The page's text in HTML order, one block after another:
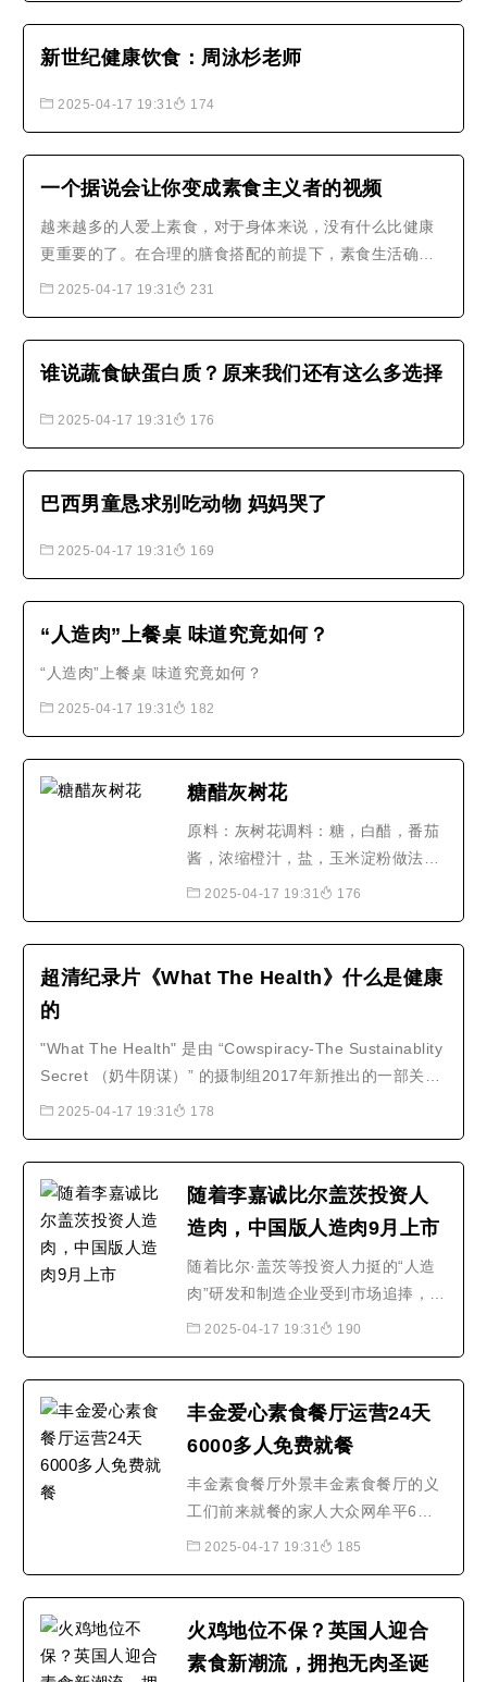
新世纪健康饮食：周泳杉老师
2025-04-17 19:31 174
一个据说会让你变成素食主义者的视频
越来越多的人爱上素食，对于身体来说，没有什么比健康
更重要的了。在合理的膳食搭配的前提下，素食生活确实
是能为你的健康保驾护航的。素食，已然成为一种全新的
2025-04-17 19:31 231
谁说蔬食缺蛋白质？原来我们还有这么多选择
2025-04-17 19:31 176
巴西男童恳求别吃动物 妈妈哭了
2025-04-17 19:31 169
“人造肉”上餐桌 味道究竟如何？
“人造肉”上餐桌 味道究竟如何？
2025-04-17 19:31 182
糖醋灰树花
原料：灰树花调料：糖，白醋，番茄
酱，浓缩橙汁，盐，玉米淀粉做法：
1.将灰树花冷水泡开，然后洗干净，
2.锅内倒油，烧制5成热，将加工好
醋，番茄酱，浓缩橙汁，少许..
2025-04-17 19:31 176
超清纪录片《What The Health》什么是健康
的
"What The Health" 是由 “Cowspiracy-The Sustainablity
Secret （奶牛阴谋）” 的摄制组2017年新推出的一部关于
健康和纯素饮食的纪录片。此摄制组的第一部纪录片《奶
环境造成的难以置信的灾难。..
2025-04-17 19:31 178
随着李嘉诚比尔盖茨投资人
造肉，中国版人造肉9月上市
随着比尔·盖茨等投资人力挺的“人造
肉”研发和制造企业受到市场追捧，以
及汉堡王、麦当劳等快餐品牌在推出
企业成功上市后股价飙升，如今人造
究重点。中国作为拥有..随着比尔·盖
茨等投资人力挺的..
2025-04-17 19:31 190
丰金爱心素食餐厅运营24天
6000多人免费就餐
丰金素食餐厅外景丰金素食餐厅的义
工们前来就餐的家人大众网牟平6月6
日讯（记者 李广圣） 木耳炒茭瓜和
丰金爱心素食餐厅运行第24天的午餐
成立免费素食餐厅自5月14日试营业
2025-04-17 19:31 185
火鸡地位不保？英国人迎合
素食新潮流，拥抱无肉圣诞